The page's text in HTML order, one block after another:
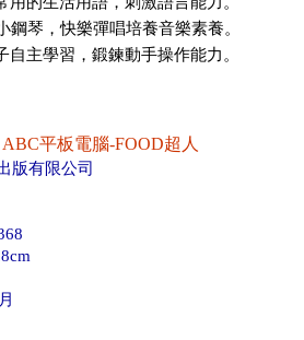
鋼琴，快樂彈唱培養音樂素養。
自主學習，鍛鍊動手操作能力。
平板電腦-FOOD超人
版有限公司